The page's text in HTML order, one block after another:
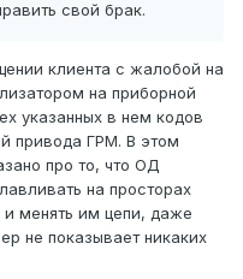
свой брак.
клиента с жалобой на
на приборной
указанных в нем кодов
привода ГРМ. В этом
про то, что ОД
на просторах
менять им цепи, даже
не показывает никаких